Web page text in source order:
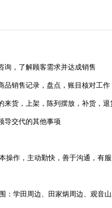
询，了解顾客需求并达成销售
品销售记录，盘点，账目核对工作
来货，上架，陈列摆放，补货，退
导交代的其他事项
操作，主动勤快，善于沟通，有
：学田周边、田家炳周边、观音